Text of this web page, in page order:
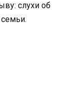
слухи об